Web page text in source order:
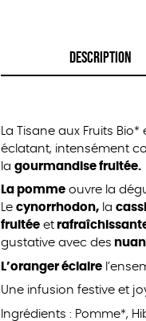
DESCRIPTION
La Tisane aux Fruits
éclatant, intensément
lagourmandise fruitée.
La pomme ouvre la
Lecynorrhodon, la
fruitée et
gustative avec des
L’oranger éclaire
Une infusion festive et
Ingrédients : Pomme*,